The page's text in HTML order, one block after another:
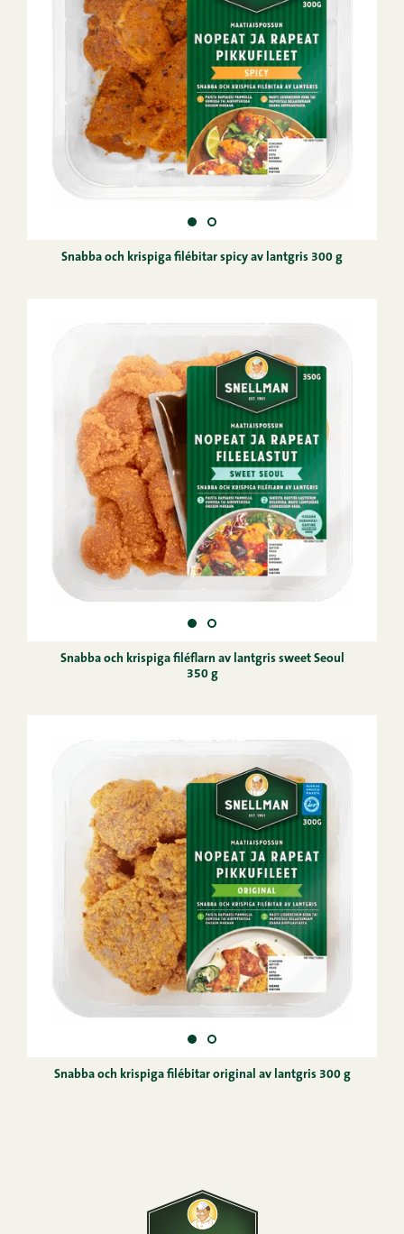
Snabba och krispiga filébitar spicy av lantgris 300 g
Snabba och krispiga filéflarn av lantgris sweet Seoul
350 g
Snabba och krispiga filébitar original av lantgris 300 g